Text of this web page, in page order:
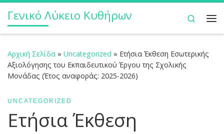
Μετάβαση στο περιεχόμενο
Γενικό Λύκειο Κυθήρων
Search
Αρχική Σελίδα » Uncategorized » Ετήσια Έκθεση Εσωτερικής
Αξιολόγησης του Εκπαιδευτικού Έργου της Σχολικής
Μονάδας (Έτος αναφοράς: 2025-2026)
UNCATEGORIZED
Ετήσια Έκθεση